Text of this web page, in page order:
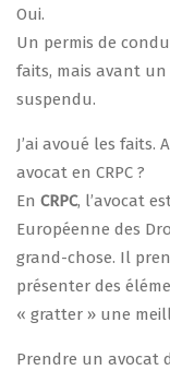
Oui.
Un permis de
faits, mais avant
suspendu.
J’ai avoué les
avocat en CRPC ?
En CRPC, l’avocat
Européenne des
grand-chose. Il
présenter des
« gratter » une
Prendre un avocat